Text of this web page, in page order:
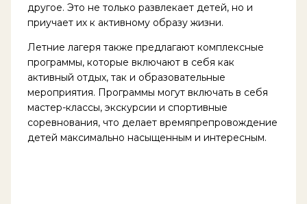
другое. Это не только развлекает детей, но и
приучает их к активному образу жизни.
Летние лагеря также предлагают комплексные
программы, которые включают в себя как
активный отдых, так и образовательные
мероприятия. Программы могут включать в себя
мастер-классы, экскурсии и спортивные
соревнования, что делает времяпрепровождение
детей максимально насыщенным и интересным.